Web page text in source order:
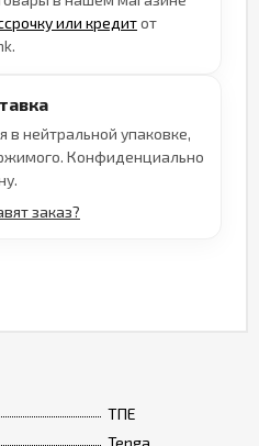
ТПЕ
Tenga
или кредитот
в нейтральной упаковке,
Конфиденциально
заказ?